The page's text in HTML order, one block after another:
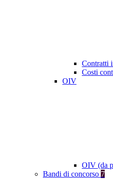
Contratti
Costi
OIV
OIV (da
Bandi di concorso 7